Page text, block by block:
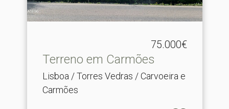
75.000€
Terreno em Carmões
Lisboa / Torres Vedras / Carvoeira e
Carmões